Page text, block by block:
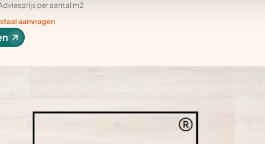
per aantal m2
aanvragen